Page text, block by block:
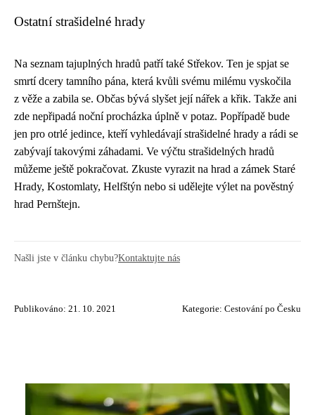
Ostatní strašidelné hrady
Na seznam tajuplných hradů patří také Střekov. Ten je spjat se
smrtí dcery tamního pána, která kvůli svému milému vyskočila
z věže a zabila se. Občas bývá slyšet její nářek a křik. Takže ani
zde nepřipadá noční procházka úplně v potaz. Popřípadě bude
jen pro otrlé jedince, kteří vyhledávají strašidelné hrady a rádi se
zabývají takovými záhadami. Ve výčtu strašidelných hradů
můžeme ještě pokračovat. Zkuste vyrazit na hrad a zámek Staré
Hrady, Kostomlaty, Helfštýn nebo si udělejte výlet na pověstný
hrad Pernštejn.
Našli jste v článku chybu?Kontaktujte nás
Publikováno: 21. 10. 2021 Kategorie: Cestování po Česku